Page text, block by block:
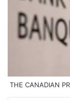
THE CANADIAN